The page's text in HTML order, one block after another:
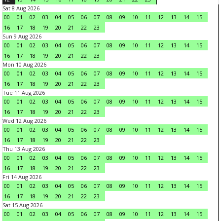
Sat 8 Aug 2026
00
01 02 03 04 05 06 07 08 09 10 11 12 13 14
15
16
17 18 19 20 21 22
23
Sun 9 Aug 2026
00
01 02 03 04 05 06 07 08 09 10 11 12 13 14
15
16
17 18 19 20 21 22
23
Mon 10 Aug 2026
00
01 02 03 04 05 06 07 08 09 10 11 12 13 14
15
16
17 18 19 20 21 22
23
Tue 11 Aug 2026
00
01 02 03 04 05 06 07 08 09 10 11 12 13 14
15
16
17 18 19 20 21 22
23
Wed 12 Aug 2026
00
01 02 03 04 05 06 07 08 09 10 11 12 13 14
15
16
17 18 19 20 21 22
23
Thu 13 Aug 2026
00
01 02 03 04 05 06 07 08 09 10 11 12 13 14
15
16
17 18 19 20 21 22
23
Fri 14 Aug 2026
00
01 02 03 04 05 06 07 08 09 10 11 12 13 14
15
16
17 18 19 20 21 22
23
Sat 15 Aug 2026
00
01 02 03 04 05 06 07 08 09 10 11 12 13 14
15